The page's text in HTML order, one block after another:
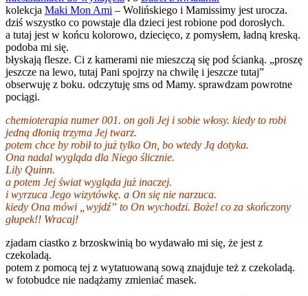
kolekcja Maki Mon Ami – Wolińskiego i Mamissimy jest urocza.
dziś wszystko co powstaje dla dzieci jest robione pod dorosłych.
a tutaj jest w końcu kolorowo, dziecięco, z pomysłem, ładną kreską.
podoba mi się.
błyskają flesze. Ci z kamerami nie mieszczą się pod ścianką. „proszę
jeszcze na lewo, tutaj Pani spojrzy na chwilę i jeszcze tutaj”
obserwuję z boku. odczytuję sms od Mamy. sprawdzam powrotne
pociągi.
chemioterapia numer 001. on goli Jej i sobie włosy. kiedy to robi
jedną dłonią trzyma Jej twarz.
potem chce by robił to już tylko On, bo wtedy Ją dotyka.
Ona nadal wygląda dla Niego ślicznie.
Lily Quinn.
a potem Jej świat wygląda już inaczej.
i wyrzuca Jego wizytówkę. a On się nie narzuca.
kiedy Ona mówi „wyjdź” to On wychodzi. Boże! co za skończony
głupek!! Wracaj!
zjadam ciastko z brzoskwinią bo wydawało mi się, że jest z
czekoladą.
potem z pomocą tej z wytatuowaną sową znajduje też z czekoladą.
w fotobudce nie nadążamy zmieniać masek.